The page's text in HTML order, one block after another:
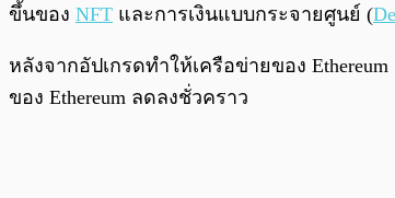
ขึ้นของ NFT และการเงินแบบกระจายศูนย์ (
หลังจากอัปเกรดทำให้เครือข่ายของ
ของ Ethereum ลดลงชั่วคราว